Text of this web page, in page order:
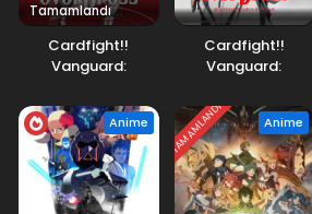
Tamamlandı
Cardfight!!
Vanguard:
Cardfight!!
Vanguard:
Anime TAMAMLANDI Anime